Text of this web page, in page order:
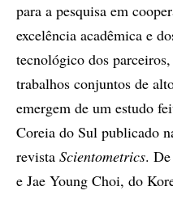
para a pesquisa em
excelência acadêmica e
tecnológico dos
trabalhos conjuntos de
emergem de um estudo
Coreia do Sul publicado
revista Scientometrics.
e Jae Young Choi, do